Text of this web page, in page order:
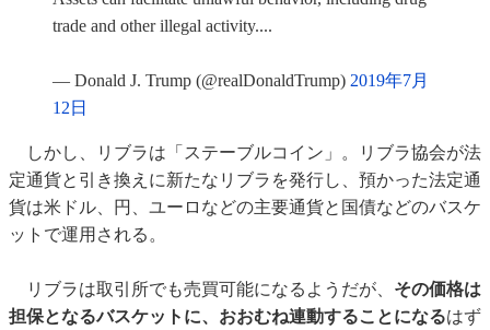
trade and other illegal activity....
— Donald J. Trump (@realDonaldTrump) 2019年7月
12日
しかし、リブラは「ステーブルコイン」。リブラ協会が法
定通貨と引き換えに新たなリブラを発行し、預かった法定通
貨は米ドル、円、ユーロなどの主要通貨と国債などのバスケ
ットで運用される。
リブラは取引所でも売買可能になるようだが、 その価格は
担保となるバスケットに、おおむね連動することになるはず